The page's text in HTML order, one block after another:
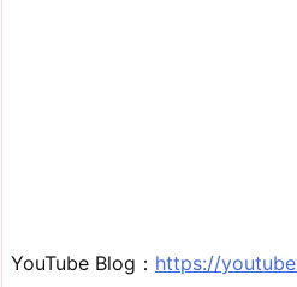
YouTube Blog： https://